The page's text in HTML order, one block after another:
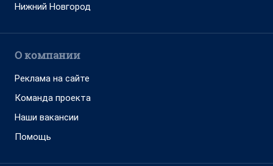
Нижний Новгород
О компании
Реклама на сайте
Команда проекта
Наши вакансии
Помощь